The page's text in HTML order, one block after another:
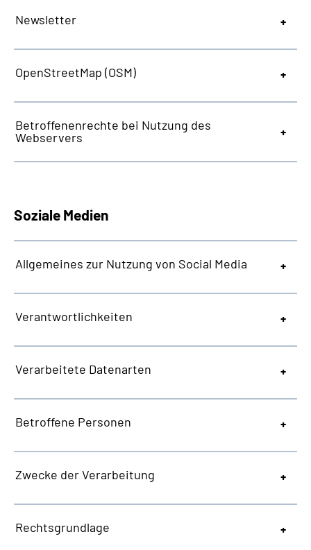
Newsletter
OpenStreetMap (OSM)
Betroffenenrechte bei Nutzung des
Webservers
Soziale Medien
Allgemeines zur Nutzung von Social Media
Verantwortlichkeiten
Verarbeitete Datenarten
Betroffene Personen
Zwecke der Verarbeitung
Rechtsgrundlage